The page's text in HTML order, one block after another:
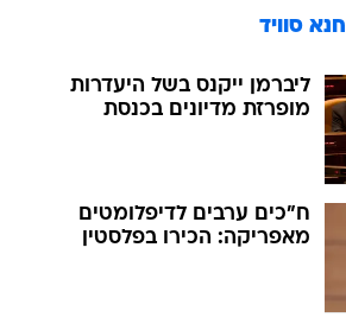
חנא סוויד
ליברמן ייקנס בשל היעדרות
מופרזת מדיונים בכנסת
ח"כים ערבים לדיפלומטים
מאפריקה: הכירו בפלסטין